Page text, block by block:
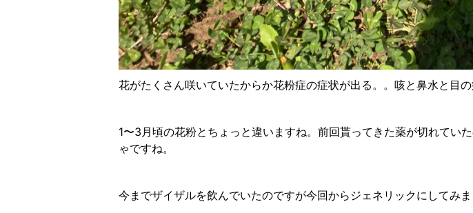
花がたくさん咲いていたからか花粉症の症状が出る。。咳と鼻水と目の
1〜3月頃の花粉とちょっと違いますね。前回貰ってきた薬が切れてい
ゃですね。
今までザイザルを飲んでいたのですが今回からジェネリックにしてみま